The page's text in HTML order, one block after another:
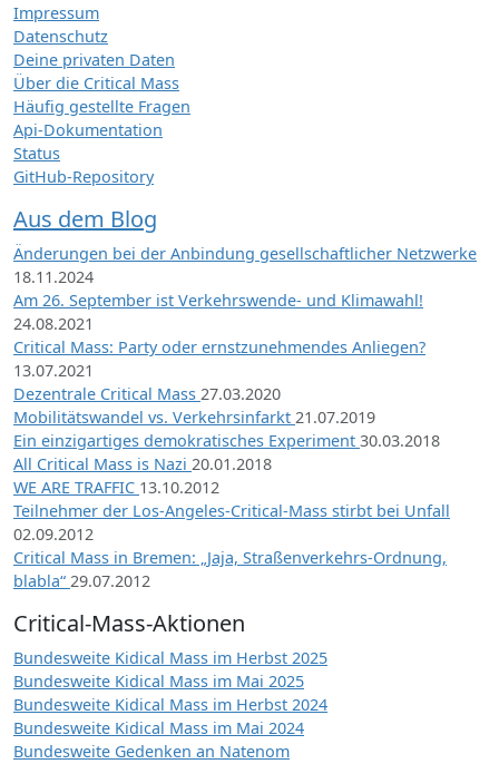
Impressum
Datenschutz
Deine privaten Daten
Über die Critical Mass
Häufig gestellte Fragen
Api-Dokumentation
Status
GitHub-Repository
Aus dem Blog
Änderungen bei der Anbindung gesellschaftlicher Netzwerke
18.11.2024
Am 26. September ist Verkehrswende- und Klimawahl!
24.08.2021
Critical Mass: Party oder ernstzunehmendes Anliegen?
13.07.2021
Dezentrale Critical Mass 27.03.2020
Mobilitätswandel vs. Verkehrsinfarkt 21.07.2019
Ein einzigartiges demokratisches Experiment 30.03.2018
All Critical Mass is Nazi 20.01.2018
WE ARE TRAFFIC 13.10.2012
Teilnehmer der Los-Angeles-Critical-Mass stirbt bei Unfall
02.09.2012
Critical Mass in Bremen: „Jaja, Straßenverkehrs-Ordnung,
blabla“ 29.07.2012
Critical-Mass-Aktionen
Bundesweite Kidical Mass im Herbst 2025
Bundesweite Kidical Mass im Mai 2025
Bundesweite Kidical Mass im Herbst 2024
Bundesweite Kidical Mass im Mai 2024
Bundesweite Gedenken an Natenom